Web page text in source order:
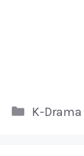
Kategori
K-Drama